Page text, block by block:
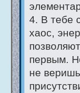
4. В тебе
хаос,
первым.
не